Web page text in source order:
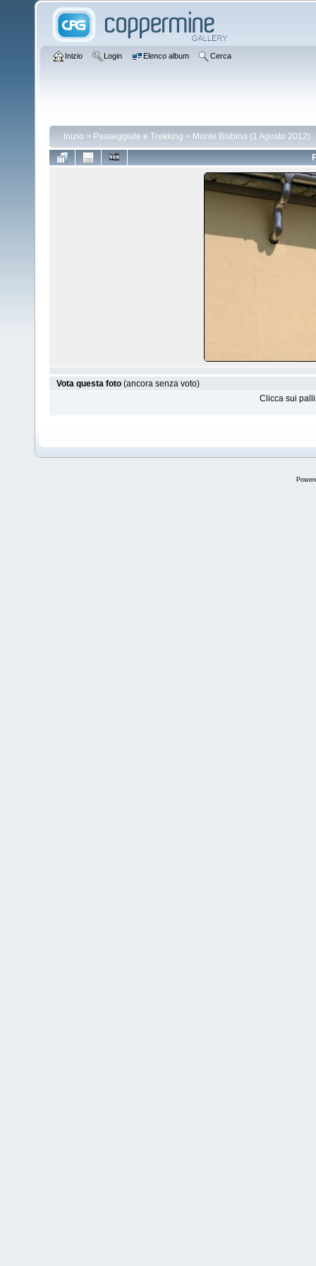
Inizio Login Elenco album Cerca
Inizio > Passeggiate e Trekking > Monte Bisbino (1 Agosto 2012)
Vota questa foto (ancora senza voto)
Clicca sui